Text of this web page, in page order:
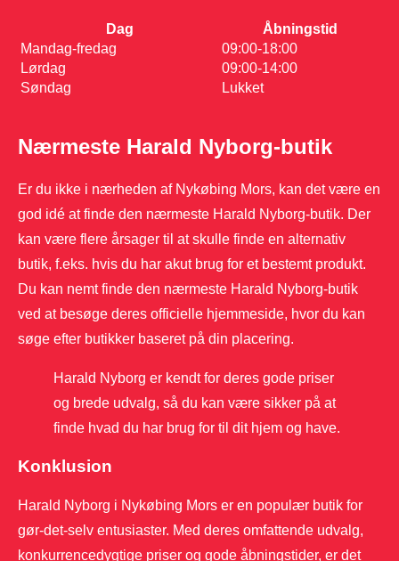
Dag
Åbningstid
Mandag-fredag
09:00-18:00
Lørdag
09:00-14:00
Søndag
Lukket
Nærmeste Harald Nyborg-butik
Er du ikke i nærheden af Nykøbing Mors, kan det være en
god idé at finde den nærmeste Harald Nyborg-butik. Der
kan være flere årsager til at skulle finde en alternativ
butik, f.eks. hvis du har akut brug for et bestemt produkt.
Du kan nemt finde den nærmeste Harald Nyborg-butik
ved at besøge deres officielle hjemmeside, hvor du kan
søge efter butikker baseret på din placering.
Harald Nyborg er kendt for deres gode priser
og brede udvalg, så du kan være sikker på at
finde hvad du har brug for til dit hjem og have.
Konklusion
Harald Nyborg i Nykøbing Mors er en populær butik for
gør-det-selv entusiaster. Med deres omfattende udvalg,
konkurrencedygtige priser og gode åbningstider, er det